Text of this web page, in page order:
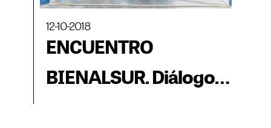
12-10-2018
ENCUENTRO
BIENALSUR. Diálogo